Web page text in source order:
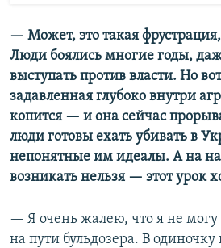
— Может, это такая
Люди боялись многие годы,
выступать против власти. Но
задавленная глубоко внутри
копится — и она сейчас
люди готовы ехать убивать в
непонятные им идеалы. А на
возникать нельзя — этот урок
— Я очень жалею, что я не могу
на пути бульдозера. В одиночку